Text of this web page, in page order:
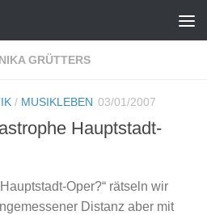
GRÜTTERS
/ MUSIKLEBEN 03/01/2007
Hauptstadt-
Oper?“ rätseln wir
Distanz aber mit